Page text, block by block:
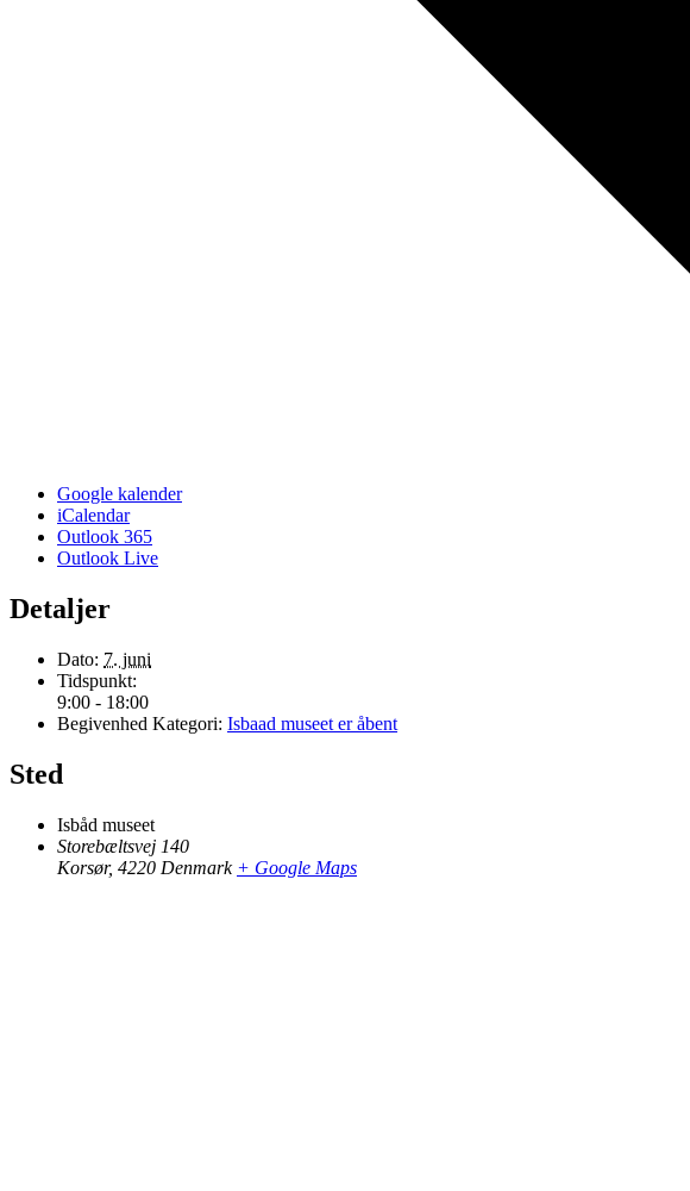
Google kalender
iCalendar
Outlook 365
Outlook Live
Detaljer
Dato: 7. juni
Tidspunkt:
9:00 - 18:00
Begivenhed Kategori: Isbaad museet er åbent
Sted
Isbåd museet
Storebæltsvej 140
Korsør, 4220 Denmark + Google Maps